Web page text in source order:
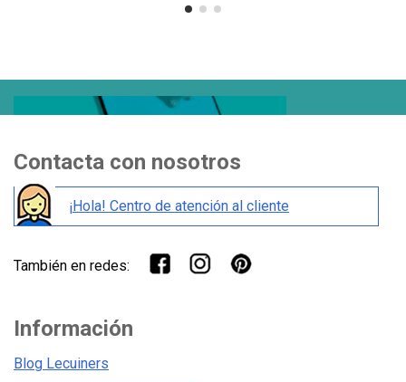
Contacta con nosotros
¡Hola! Centro de atención al cliente
También en redes:
Información
Blog Lecuiners